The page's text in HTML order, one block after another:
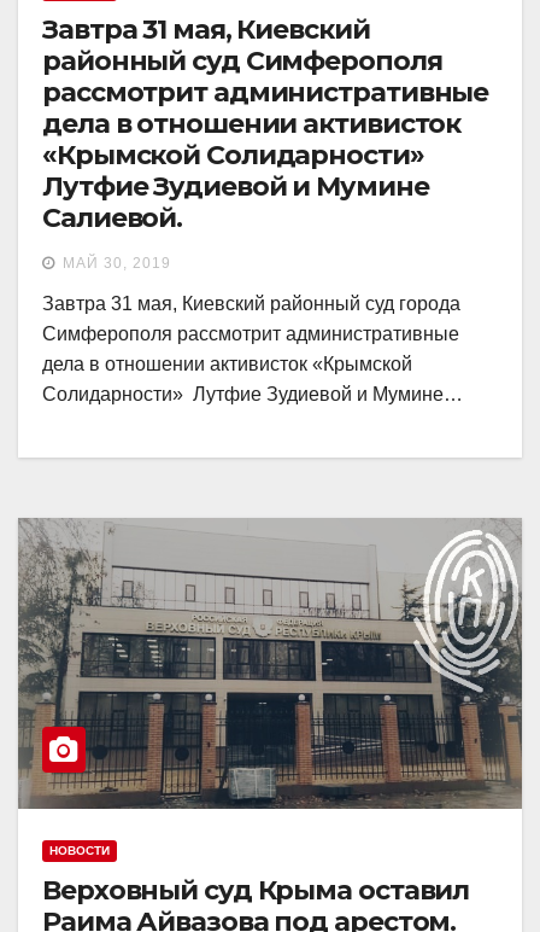
Завтра 31 мая, Киевский
районный суд Симферополя
рассмотрит административные
дела в отношении активисток
«Крымской Солидарности»
Лутфие Зудиевой и Мумине
Салиевой.
МАЙ 30, 2019
Завтра 31 мая, Киевский районный суд города
Симферополя рассмотрит административные
дела в отношении активисток «Крымской
Солидарности» Лутфие Зудиевой и Мумине…
НОВОСТИ
Верховный суд Крыма оставил
Раима Айвазова под арестом.